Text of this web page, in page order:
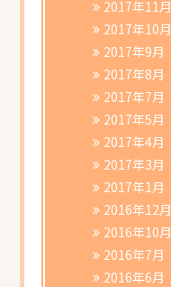
2017年11月
2017年10月
2017年9月
2017年8月
2017年7月
2017年5月
2017年4月
2017年3月
2017年1月
2016年12月
2016年10月
2016年7月
2016年6月